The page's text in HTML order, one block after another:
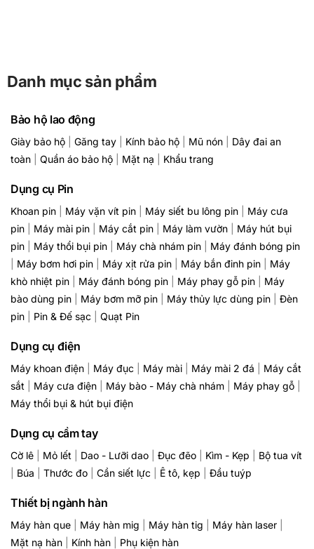
Danh mục sản phẩm
Bảo hộ lao động
Giày bảo hộ Găng tay Kính bảo hộ Mũ nón
Dây đai an
toàn
Quần áo bảo hộ Mặt nạ Khẩu trang
Dụng cụ Pin
Khoan pin Máy vặn vít pin Máy siết bu lông pin
Máy cưa
pin
Máy mài pin Máy cắt pin Máy làm vườn
Máy hút bụi
pin
Máy thổi bụi pin Máy chà nhám pin
Máy đánh bóng pin
Máy bơm hơi pin Máy xịt rửa pin Máy bắn đinh pin
Máy
khò nhiệt pin
Máy đánh bóng pin Máy phay gỗ pin
Máy
bào dùng pin
Máy bơm mỡ pin Máy thủy lực dùng pin
Đèn
pin
Pin & Đế sạc Quạt Pin
Dụng cụ điện
Máy khoan điện Máy đục Máy mài Máy mài 2 đá
Máy cắt
sắt
Máy cưa điện Máy bào - Máy chà nhám Máy phay gỗ
Máy thổi bụi & hút bụi điện
Dụng cụ cầm tay
Cờ lê Mỏ lết Dao - Lưỡi dao Đục đẽo Kìm - Kẹp
Bộ tua vít
Búa Thước đo Cần siết lực Ê tô, kẹp Đầu tuýp
Thiết bị ngành hàn
Máy hàn que Máy hàn mig Máy hàn tig Máy hàn laser
Mặt nạ hàn
Kính hàn Phụ kiện hàn